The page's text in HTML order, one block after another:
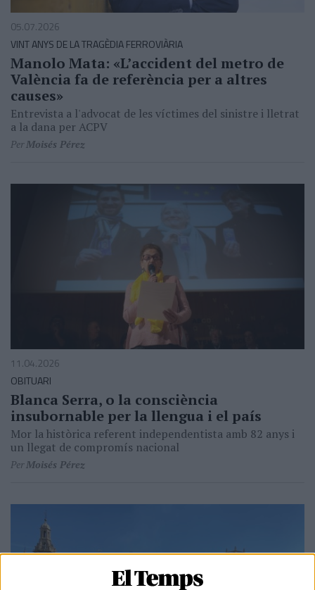
05.07.2026
VINT ANYS DE LA TRAGÈDIA FERROVIÀRIA
Manolo Mata: «L’accident del metro de
València fa de referència per a altres
causes»
Entrevista a l'advocat de les víctimes del sinistre i lletrat
a la dana per ACPV
PerMoisés Pérez
11.04.2026
OBITUARI
Blanca Serra, o la consciència
insubornable per la llengua i el país
Mor la històrica referent independentista amb 82 anys i
un llegat de compromís nacional
PerMoisés Pérez